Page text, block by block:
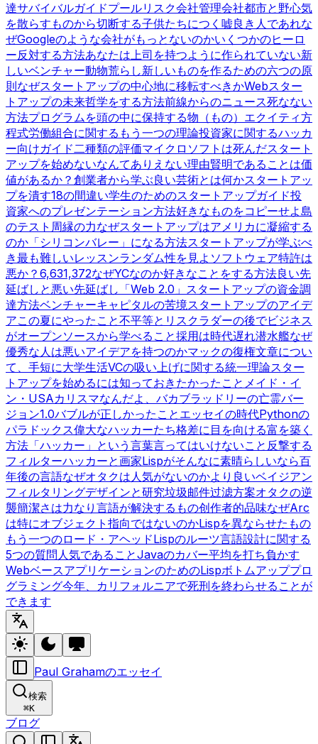
達サバイバルガイドプールリスク会社管理会社都市と野心気
を散らすものから切断する子供たちにつく嘘良き人であれな
ぜGoogleのような会社がもっとないのかいくつかのヒーロ
ー反対する方法あなたは上司を持つように作られていない新
しいベンチャー動物荒らし新しいものを作るための六つの原
則なぜスタートアップの中心地に移転すべきかWebスター
トアップの未来哲学をする方法前線からのニュース死なない
方法プログラムを頭の中に保持する物（もの） エクイティ方
程式労働組合に関するもう一つの理論投資家に関するハッカ
ー向けガイド二種類の評価マイクロソフトは死んだスタート
アップを始めないなんてありえない理由賢明であることは価
値があるか？ 創業者から学ぶ良い芸術とは何かスタートアッ
プを潰す18の間違い学生のためのスタートアップガイド投
資家へのプレゼンテーション方法好きなものをコピーせよ島
のテスト 周縁の力なぜスタートアップはアメリカに凝縮する
のか 「シリコンバレー」になる方法スタートアップが学ぶべ
き最も難しいレッスンランダム性を見よ ソフトウェア特許は
悪か？ 6,631,372なぜYCなのか好きなことをする方法良い先
延ばしと悪い先延ばし 「Web 2.0」 スタートアップの資金調
達方法ベンチャーキャピタルの苦境スタートアップのアイデ
アこの夏にやったこと不平等とリスクラダーの後でビジネス
がオープンソースから学べること採用は時代遅れ潜水艦なぜ
優秀な人は悪いアイデアを持つのかマックの復権文章につい
て、手短に大学生活VCの吸い上げに関する統一理論スター
トアップを始めるには知っておきたかったこと メイド・イ
ン・USAカリスマなんだよ、バカブラッドリーの亡霊バー
ジョン1.0バブルが正しかったこと エッセイの時代Pythonの
パラドックス偉大なハッカーたち格差に目を向ける富を築く
方法 「ハッカー」という言葉言ってはいけないこと 反撃する
フィルターハッカーと画家Lispがそんなに素晴らしいなら百
年後の言語なぜオタクは人気がないのかより良いベイジアン
フィルタリングデザインと研究垃圾邮件过滤方案オタクの逆
襲簡潔さは力なり 言語が解決するもの创作者的品味なぜArc
は特にオブジェクト指向ではないのかLispを異ならせたもの
もう一つのロード・アヘッドLispのルーツ言語設計に関する
5つの質問人気であることJavaのカバー平均を打ち負かす
WebベースアプリケーションのためのLispボトムアッププロ
グラミング今年、カリフォルニアで死刑を終わらせることが
できます
Paul Grahamのエッセイ
検索
⌘K
ブログ